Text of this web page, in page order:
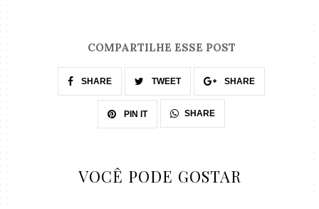
COMPARTILHE ESSE POST
SHARE TWEET SHARE
PIN IT SHARE
VOCÊ PODE GOSTAR